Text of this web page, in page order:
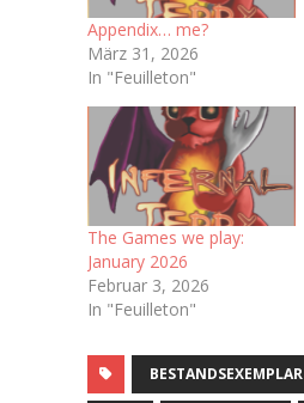
Appendix… me?
März 31, 2026
In "Feuilleton"
The Games we play:
January 2026
Februar 3, 2026
In "Feuilleton"
BESTANDSEXEMPLAR